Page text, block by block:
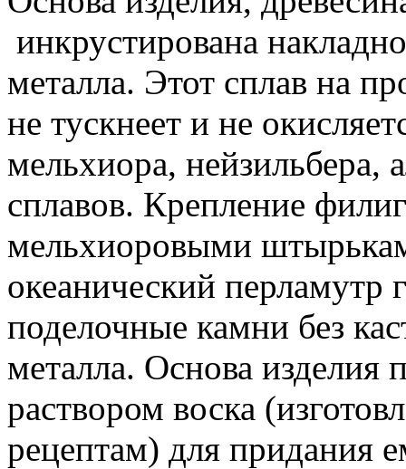
инкрустирована
металла. Этот сплав на
не тускнеет и не
мельхиора,
сплавов. Крепление
мельхиоровыми
океанический перламутр
поделочные камни без
металла. Основа изделия
раствором воска
рецептам) для придания